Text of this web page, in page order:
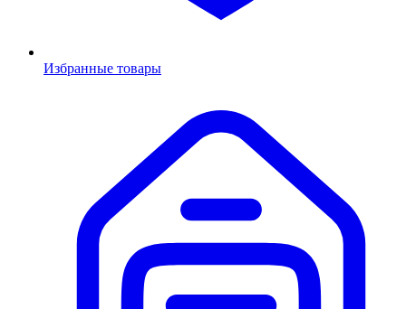
Избранные товары